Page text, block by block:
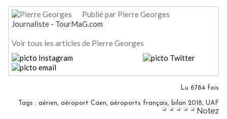
Publié par Pierre Georges
Journaliste - TourMaG.com
Voir tous les articles de Pierre Georges
Lu 6784 fois
Tags : aérien, aéroport Caen, aéroports français, bilan 2018, UAF
Notez